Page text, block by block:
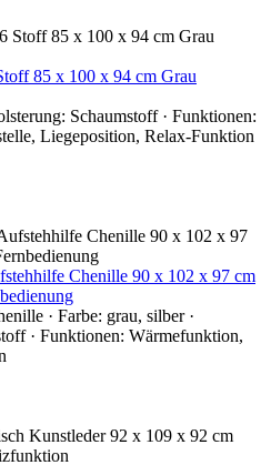
85 x 100 x 94 cm Grau
Schaumstoff · Funktionen:
Liegeposition, Relax-Funktion
Chenille 90 x 102 x 97 cm
· Farbe: grau, silber ·
· Funktionen: Wärmefunktion,